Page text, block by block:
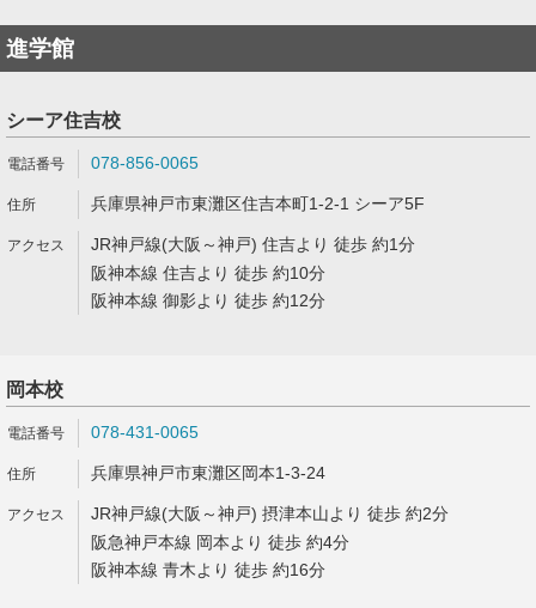
進学館
シーア住吉校
078-856-0065
兵庫県神戸市東灘区住吉本町1-2-1 シーア5F
JR神戸線(大阪～神戸) 住吉より 徒歩 約1分
阪神本線 住吉より 徒歩 約10分
阪神本線 御影より 徒歩 約12分
岡本校
078-431-0065
兵庫県神戸市東灘区岡本1-3-24
JR神戸線(大阪～神戸) 摂津本山より 徒歩 約2分
阪急神戸本線 岡本より 徒歩 約4分
阪神本線 青木より 徒歩 約16分